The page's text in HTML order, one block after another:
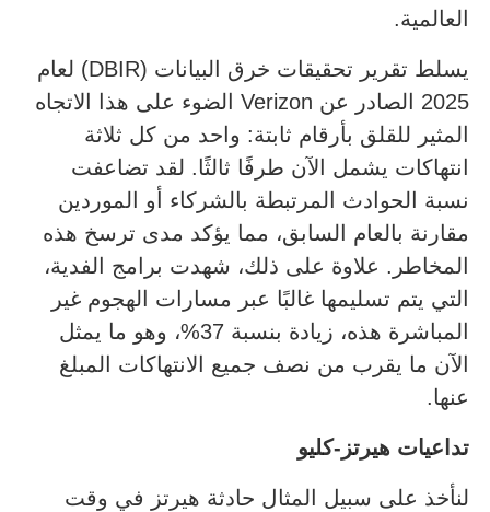
العالمية.
يسلط تقرير تحقيقات خرق البيانات (DBIR) لعام
2025 الصادر عن Verizon الضوء على هذا الاتجاه
المثير للقلق بأرقام ثابتة: واحد من كل ثلاثة
انتهاكات يشمل الآن طرفًا ثالثًا. لقد تضاعفت
نسبة الحوادث المرتبطة بالشركاء أو الموردين
مقارنة بالعام السابق، مما يؤكد مدى ترسخ هذه
المخاطر. علاوة على ذلك، شهدت برامج الفدية،
التي يتم تسليمها غالبًا عبر مسارات الهجوم غير
المباشرة هذه، زيادة بنسبة 37%، وهو ما يمثل
الآن ما يقرب من نصف جميع الانتهاكات المبلغ
عنها.
تداعيات هيرتز-كليو
لنأخذ على سبيل المثال حادثة هيرتز في وقت